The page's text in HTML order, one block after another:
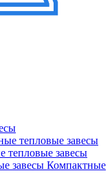
тепловые завесы
Компактные